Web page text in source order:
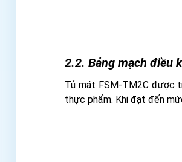
2.2. Bảng mạch điều
Tủ mát FSM-TM2C được
thực phẩm. Khi đạt đến